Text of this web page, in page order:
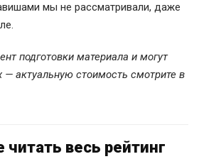
мы не рассматривали, даже
подготовки материала и могут
— актуальную стоимость смотрите в
читать весь рейтинг